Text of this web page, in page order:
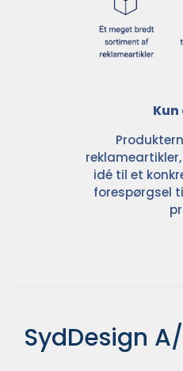
idé til et
forespørgsel
SydDesign